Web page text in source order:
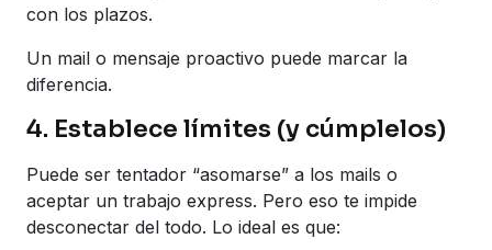
con los plazos.
Un mail o mensaje proactivo puede marcar la
diferencia.
4. Establece límites (y cúmplelos)
Puede ser tentador “asomarse” a los mails o
aceptar un trabajo express. Pero eso te impide
desconectar del todo. Lo ideal es que: